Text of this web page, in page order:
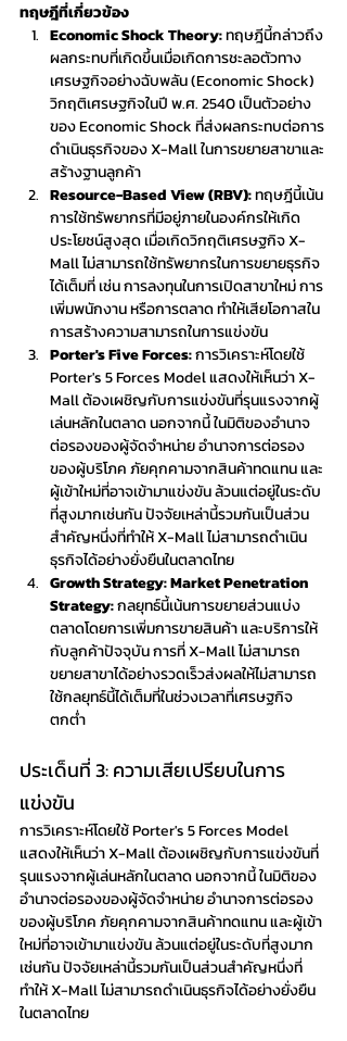
ทฤษฎีที่เกี่ยวข้อง
Economic Shock Theory: ทฤษฎีนี้กล่าวถึง
ผลกระทบที่เกิดขึ้นเมื่อเกิดการชะลอตัวทาง
เศรษฐกิจอย่างฉับพลัน (Economic Shock)
วิกฤติเศรษฐกิจในปี พ.ศ. 2540 เป็นตัวอย่าง
ของ Economic Shock ที่ส่งผลกระทบต่อการ
ดำเนินธุรกิจของ X-Mall ในการขยายสาขาและ
สร้างฐานลูกค้า
Resource-Based View (RBV): ทฤษฎีนี้เน้น
การใช้ทรัพยากรที่มีอยู่ภายในองค์กรให้เกิด
ประโยชน์สูงสุด เมื่อเกิดวิกฤติเศรษฐกิจ X-
Mall ไม่สามารถใช้ทรัพยากรในการขยายธุรกิจ
ได้เต็มที่ เช่น การลงทุนในการเปิดสาขาใหม่ การ
เพิ่มพนักงาน หรือการตลาด ทำให้เสียโอกาสใน
การสร้างความสามารถในการแข่งขัน
Porter's Five Forces: การวิเคราะห์โดยใช้
Porter's 5 Forces Model แสดงให้เห็นว่า X-
Mall ต้องเผชิญกับการแข่งขันที่รุนแรงจากผู้
เล่นหลักในตลาด นอกจากนี้ ในมิติของอำนาจ
ต่อรองของผู้จัดจำหน่าย อำนาจการต่อรอง
ของผู้บริโภค ภัยคุกคามจากสินค้าทดแทน และ
ผู้เข้าใหม่ที่อาจเข้ามาแข่งขัน ล้วนแต่อยู่ในระดับ
ที่สูงมากเช่นกัน ปัจจัยเหล่านี้รวมกันเป็นส่วน
สำคัญหนึ่งที่ทำให้ X-Mall ไม่สามารถดำเนิน
ธุรกิจได้อย่างยั่งยืนในตลาดไทย
Growth Strategy: Market Penetration
Strategy: กลยุทธ์นี้เน้นการขยายส่วนแบ่ง
ตลาดโดยการเพิ่มการขายสินค้า และบริการให้
กับลูกค้าปัจจุบัน การที่ X-Mall ไม่สามารถ
ขยายสาขาได้อย่างรวดเร็วส่งผลให้ไม่สามารถ
ใช้กลยุทธ์นี้ได้เต็มที่ในช่วงเวลาที่เศรษฐกิจ
ตกต่ำ
ประเด็นที่ 3: ความเสียเปรียบในการ
แข่งขัน
การวิเคราะห์โดยใช้ Porter's 5 Forces Model
แสดงให้เห็นว่า X-Mall ต้องเผชิญกับการแข่งขันที่
รุนแรงจากผู้เล่นหลักในตลาด นอกจากนี้ ในมิติของ
อำนาจต่อรองของผู้จัดจำหน่าย อำนาจการต่อรอง
ของผู้บริโภค ภัยคุกคามจากสินค้าทดแทน และผู้เข้า
ใหม่ที่อาจเข้ามาแข่งขัน ล้วนแต่อยู่ในระดับที่สูงมาก
เช่นกัน ปัจจัยเหล่านี้รวมกันเป็นส่วนสำคัญหนึ่งที่
ทำให้ X-Mall ไม่สามารถดำเนินธุรกิจได้อย่างยั่งยืน
ในตลาดไทย